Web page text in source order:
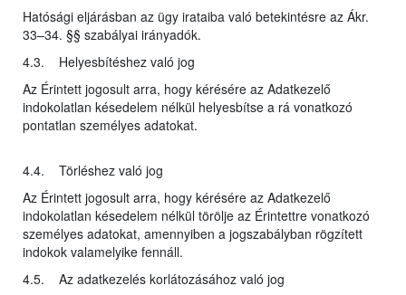
Hatósági eljárásban az ügy irataiba való betekintésre az Ákr.
33–34. §§ szabályai irányadók.
4.3. Helyesbítéshez való jog
Az Érintett jogosult arra, hogy kérésére az Adatkezelő
indokolatlan késedelem nélkül helyesbítse a rá vonatkozó
pontatlan személyes adatokat.
4.4. Törléshez való jog
Az Érintett jogosult arra, hogy kérésére az Adatkezelő
indokolatlan késedelem nélkül törölje az Érintettre vonatkozó
személyes adatokat, amennyiben a jogszabályban rögzített
indokok valamelyike fennáll.
4.5. Az adatkezelés korlátozásához való jog